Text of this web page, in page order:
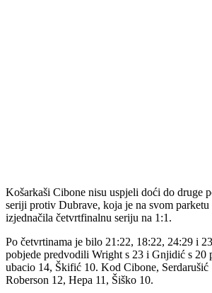
Košarkaši Cibone nisu uspjeli doći do druge
seriji protiv Dubrave, koja je na svom
izjednačila četvrtfinalnu seriju na 1:1.
Po četvrtinama je bilo 21:22, 18:22, 24:29 i
pobjede predvodili Wright s 23 i Gnjidić s 20
ubacio 14, Škifić 10. Kod Cibone, Serdarušić
Roberson 12, Hepa 11, Šiško 10.